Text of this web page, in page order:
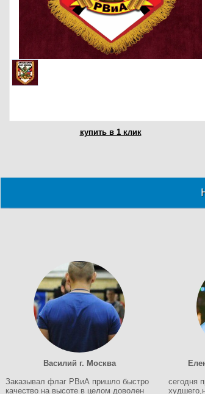
купить в 1 клик
Василий г. Москва
Заказывал флаг РВиА пришло быстро
качество на высоте в целом доволен
сегодня